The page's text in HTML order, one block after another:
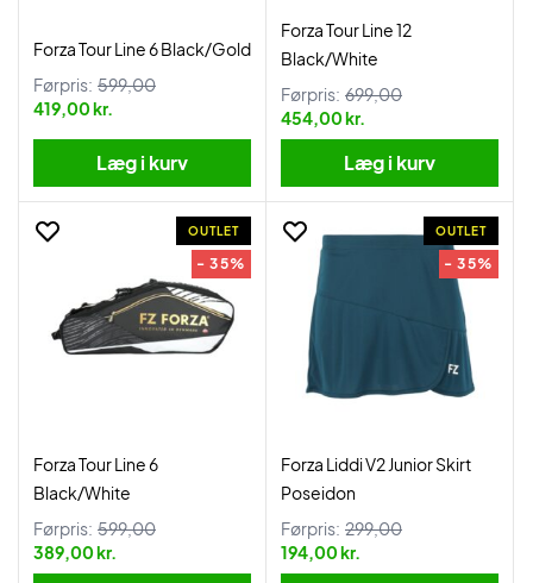
Forza Tour Line 6 Black/Gold
Førpris: 599,00
419,00 kr.
Læg i kurv
Forza Tour Line 12
Black/White
Førpris: 699,00
454,00 kr.
Læg i kurv
OUTLET
- 35%
Forza Tour Line 6
Black/White
Førpris: 599,00
389,00 kr.
OUTLET
- 35%
Forza Liddi V2 Junior Skirt
Poseidon
Førpris: 299,00
194,00 kr.